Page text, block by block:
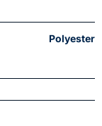
Polyester